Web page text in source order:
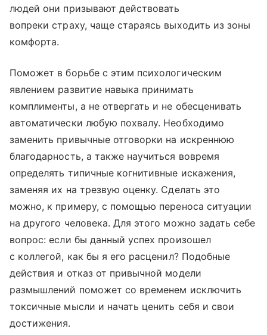
людей они призывают действовать
вопреки страху, чаще стараясь выходить из зоны
комфорта.
Поможет в борьбе с этим психологическим
явлением развитие навыка принимать
комплименты, а не отвергать и не обесценивать
автоматически любую похвалу. Необходимо
заменить привычные отговорки на искреннюю
благодарность, а также научиться вовремя
определять типичные когнитивные искажения,
заменяя их на трезвую оценку. Сделать это
можно, к примеру, с помощью переноса ситуации
на другого человека. Для этого можно задать себе
вопрос: если бы данный успех произошел
с коллегой, как бы я его расценил? Подобные
действия и отказ от привычной модели
размышлений поможет со временем исключить
токсичные мысли и начать ценить себя и свои
достижения.